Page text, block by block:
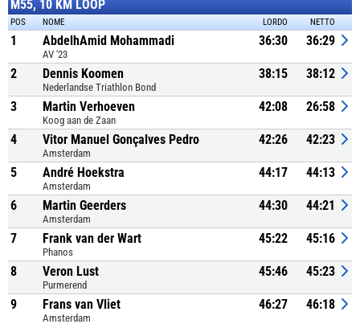
M55, 10 KM LOOP
POS NOME LORDO NETTO
1 AbdelhAmid Mohammadi
AV '23
36:30 36:29
2 Dennis Koomen
Nederlandse Triathlon Bond
38:15 38:12
3 Martin Verhoeven
Koog aan de Zaan
42:08 26:58
4 Vitor Manuel Gonçalves Pedro
Amsterdam
42:26 42:23
5 André Hoekstra
Amsterdam
44:17 44:13
6 Martin Geerders
Amsterdam
44:30 44:21
7 Frank van der Wart
Phanos
45:22 45:16
8 Veron Lust
Purmerend
45:46 45:23
9 Frans van Vliet
Amsterdam
46:27 46:18